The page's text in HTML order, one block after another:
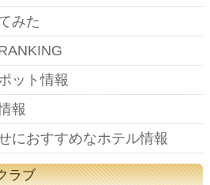
みた
ット情報
報
におすすめなホテル情報
ラブ